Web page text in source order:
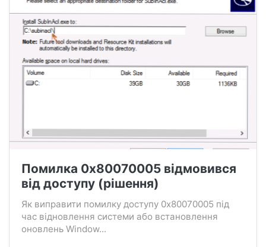
Помилка 0x80070005 відмовився
від доступу (рішення)
Як виправити помилку доступу 0x80070005 під
час відновлення системи або встановлення
оновлень Window...